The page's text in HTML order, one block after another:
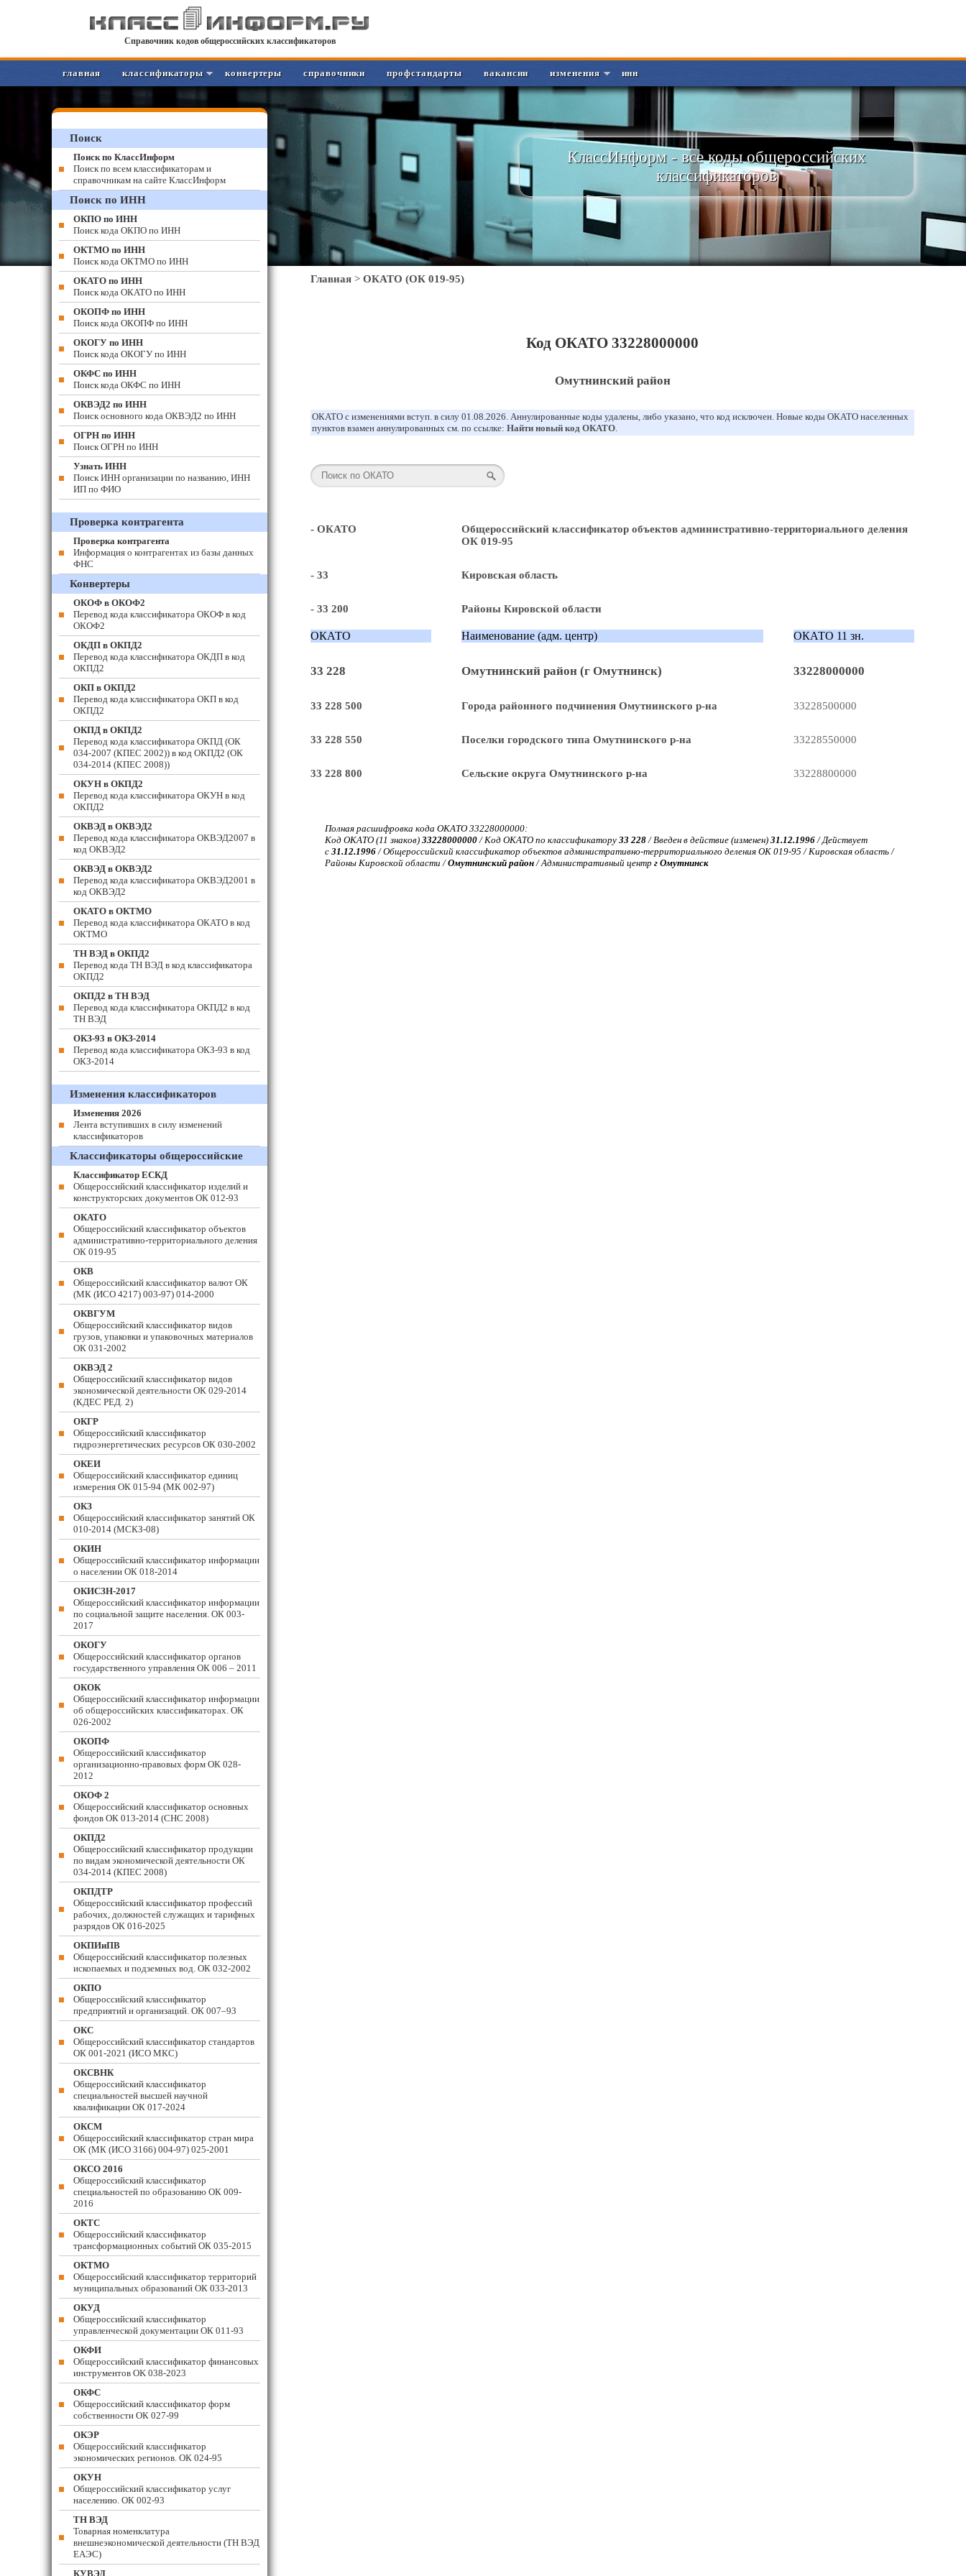
Справочник кодов общероссийских классификаторов
главная классификаторы конвертеры справочники профстандарты вакансии изменения инн
КлассИнформ - все коды общероссийских
классификаторов
Главная > ОКАТО (ОК 019-95)
Код ОКАТО 33228000000
Омутнинский район
ОКАТО с изменениями вступ. в силу 01.08.2026. Аннулированные коды удалены, либо указано, что код исключен. Новые коды ОКАТО населенных
пунктов взамен аннулированных см. по ссылке: Найти новый код ОКАТО.
- ОКАТО
Общероссийский классификатор объектов административно-территориального деления
ОК 019-95
- 33 Кировская область
- 33 200 Районы Кировской области
ОКАТО Наименование (адм. центр) ОКАТО 11 зн.
33 228 Омутнинский район (г Омутнинск) 33228000000
33 228 500 Города районного подчинения Омутнинского р-на 33228500000
33 228 550 Поселки городского типа Омутнинского р-на 33228550000
33 228 800 Сельские округа Омутнинского р-на 33228800000
Полная расшифровка кода ОКАТО 33228000000:
Код ОКАТО (11 знаков) 33228000000/ Код ОКАТО по классификатору 33 228/ Введен в действие (изменен) 31.12.1996/ Действует
с 31.12.1996/ Общероссийский классификатор объектов административно-территориального деления ОК 019-95 / Кировская область /
Районы Кировской области /Омутнинский район/ Административный центр г Омутнинск
Поиск
Поиск по КлассИнформ
Поиск по всем классификаторам и
справочникам на сайте КлассИнформ
Поиск по ИНН
ОКПО по ИНН
Поиск кода ОКПО по ИНН
ОКТМО по ИНН
Поиск кода ОКТМО по ИНН
ОКАТО по ИНН
Поиск кода ОКАТО по ИНН
ОКОПФ по ИНН
Поиск кода ОКОПФ по ИНН
ОКОГУ по ИНН
Поиск кода ОКОГУ по ИНН
ОКФС по ИНН
Поиск кода ОКФС по ИНН
ОКВЭД2 по ИНН
Поиск основного кода ОКВЭД2 по ИНН
ОГРН по ИНН
Поиск ОГРН по ИНН
Узнать ИНН
Поиск ИНН организации по названию, ИНН
ИП по ФИО
Проверка контрагента
Проверка контрагента
Информация о контрагентах из базы данных
ФНС
Конвертеры
ОКОФ в ОКОФ2
Перевод кода классификатора ОКОФ в код
ОКОФ2
ОКДП в ОКПД2
Перевод кода классификатора ОКДП в код
ОКПД2
ОКП в ОКПД2
Перевод кода классификатора ОКП в код
ОКПД2
ОКПД в ОКПД2
Перевод кода классификатора ОКПД (ОК
034-2007 (КПЕС 2002)) в код ОКПД2 (ОК
034-2014 (КПЕС 2008))
ОКУН в ОКПД2
Перевод кода классификатора ОКУН в код
ОКПД2
ОКВЭД в ОКВЭД2
Перевод кода классификатора ОКВЭД2007 в
код ОКВЭД2
ОКВЭД в ОКВЭД2
Перевод кода классификатора ОКВЭД2001 в
код ОКВЭД2
ОКАТО в ОКТМО
Перевод кода классификатора ОКАТО в код
ОКТМО
ТН ВЭД в ОКПД2
Перевод кода ТН ВЭД в код классификатора
ОКПД2
ОКПД2 в ТН ВЭД
Перевод кода классификатора ОКПД2 в код
ТН ВЭД
ОКЗ-93 в ОКЗ-2014
Перевод кода классификатора ОКЗ-93 в код
ОКЗ-2014
Изменения классификаторов
Изменения 2026
Лента вступивших в силу изменений
классификаторов
Классификаторы общероссийские
Классификатор ЕСКД
Общероссийский классификатор изделий и
конструкторских документов ОК 012-93
ОКАТО
Общероссийский классификатор объектов
административно-территориального деления
ОК 019-95
ОКВ
Общероссийский классификатор валют ОК
(МК (ИСО 4217) 003-97) 014-2000
ОКВГУМ
Общероссийский классификатор видов
грузов, упаковки и упаковочных материалов
ОК 031-2002
ОКВЭД 2
Общероссийский классификатор видов
экономической деятельности ОК 029-2014
(КДЕС РЕД. 2)
ОКГР
Общероссийский классификатор
гидроэнергетических ресурсов ОК 030-2002
ОКЕИ
Общероссийский классификатор единиц
измерения ОК 015-94 (МК 002-97)
ОКЗ
Общероссийский классификатор занятий ОК
010-2014 (МСКЗ-08)
ОКИН
Общероссийский классификатор информации
о населении ОК 018-2014
ОКИСЗН-2017
Общероссийский классификатор информации
по социальной защите населения. ОК 003-
2017
ОКОГУ
Общероссийский классификатор органов
государственного управления ОК 006 – 2011
ОКОК
Общероссийский классификатор информации
об общероссийских классификаторах. ОК
026-2002
ОКОПФ
Общероссийский классификатор
организационно-правовых форм ОК 028-
2012
ОКОФ 2
Общероссийский классификатор основных
фондов ОК 013-2014 (СНС 2008)
ОКПД2
Общероссийский классификатор продукции
по видам экономической деятельности ОК
034-2014 (КПЕС 2008)
ОКПДТР
Общероссийский классификатор профессий
рабочих, должностей служащих и тарифных
разрядов ОК 016-2025
ОКПИиПВ
Общероссийский классификатор полезных
ископаемых и подземных вод. ОК 032-2002
ОКПО
Общероссийский классификатор
предприятий и организаций. ОК 007–93
ОКС
Общероссийский классификатор стандартов
ОК 001-2021 (ИСО МКС)
ОКСВНК
Общероссийский классификатор
специальностей высшей научной
квалификации ОК 017-2024
ОКСМ
Общероссийский классификатор стран мира
ОК (МК (ИСО 3166) 004-97) 025-2001
ОКСО 2016
Общероссийский классификатор
специальностей по образованию ОК 009-
2016
ОКТС
Общероссийский классификатор
трансформационных событий ОК 035-2015
ОКТМО
Общероссийский классификатор территорий
муниципальных образований ОК 033-2013
ОКУД
Общероссийский классификатор
управленческой документации ОК 011-93
ОКФИ
Общероссийский классификатор финансовых
инструментов OK 038-2023
ОКФС
Общероссийский классификатор форм
собственности ОК 027-99
ОКЭР
Общероссийский классификатор
экономических регионов. ОК 024-95
ОКУН
Общероссийский классификатор услуг
населению. ОК 002-93
ТН ВЭД
Товарная номенклатура
внешнеэкономической деятельности (ТН ВЭД
ЕАЭС)
КУВЭД